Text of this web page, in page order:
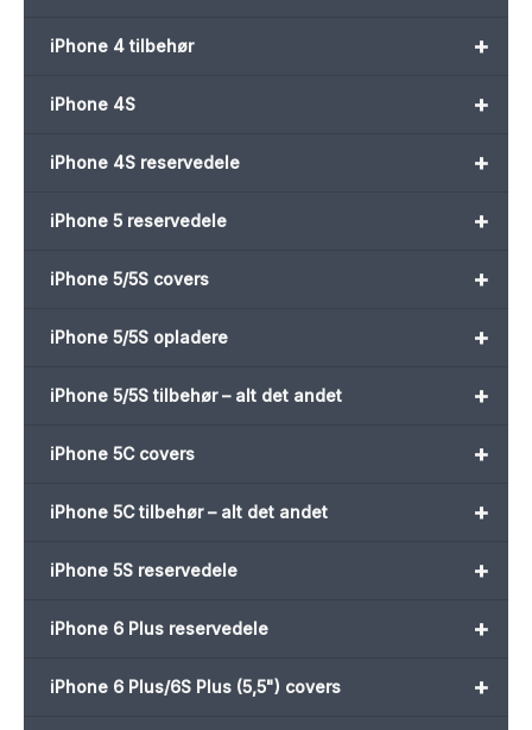
+
iPhone 4 tilbehør
+
iPhone 4S
+
iPhone 4S reservedele
+
iPhone 5 reservedele
+
iPhone 5/5S covers
+
iPhone 5/5S opladere
+
iPhone 5/5S tilbehør – alt det andet
+
iPhone 5C covers
+
iPhone 5C tilbehør – alt det andet
+
iPhone 5S reservedele
+
iPhone 6 Plus reservedele
+
iPhone 6 Plus/6S Plus (5,5") covers